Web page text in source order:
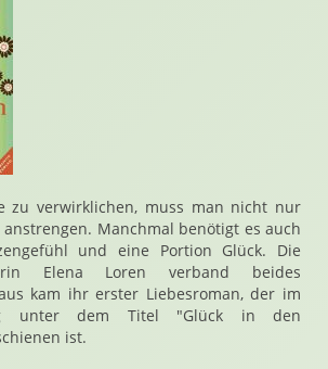
zu verwirklichen, muss man nicht nur
Manchmal benötigt es auch
und eine Portion Glück. Die
Elena Loren verband beides
kam ihr erster Liebesroman, der im
unter dem Titel "Glück in den
ist.